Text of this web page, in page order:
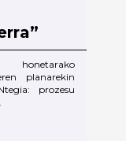
honetarako
planarekin
prozesu